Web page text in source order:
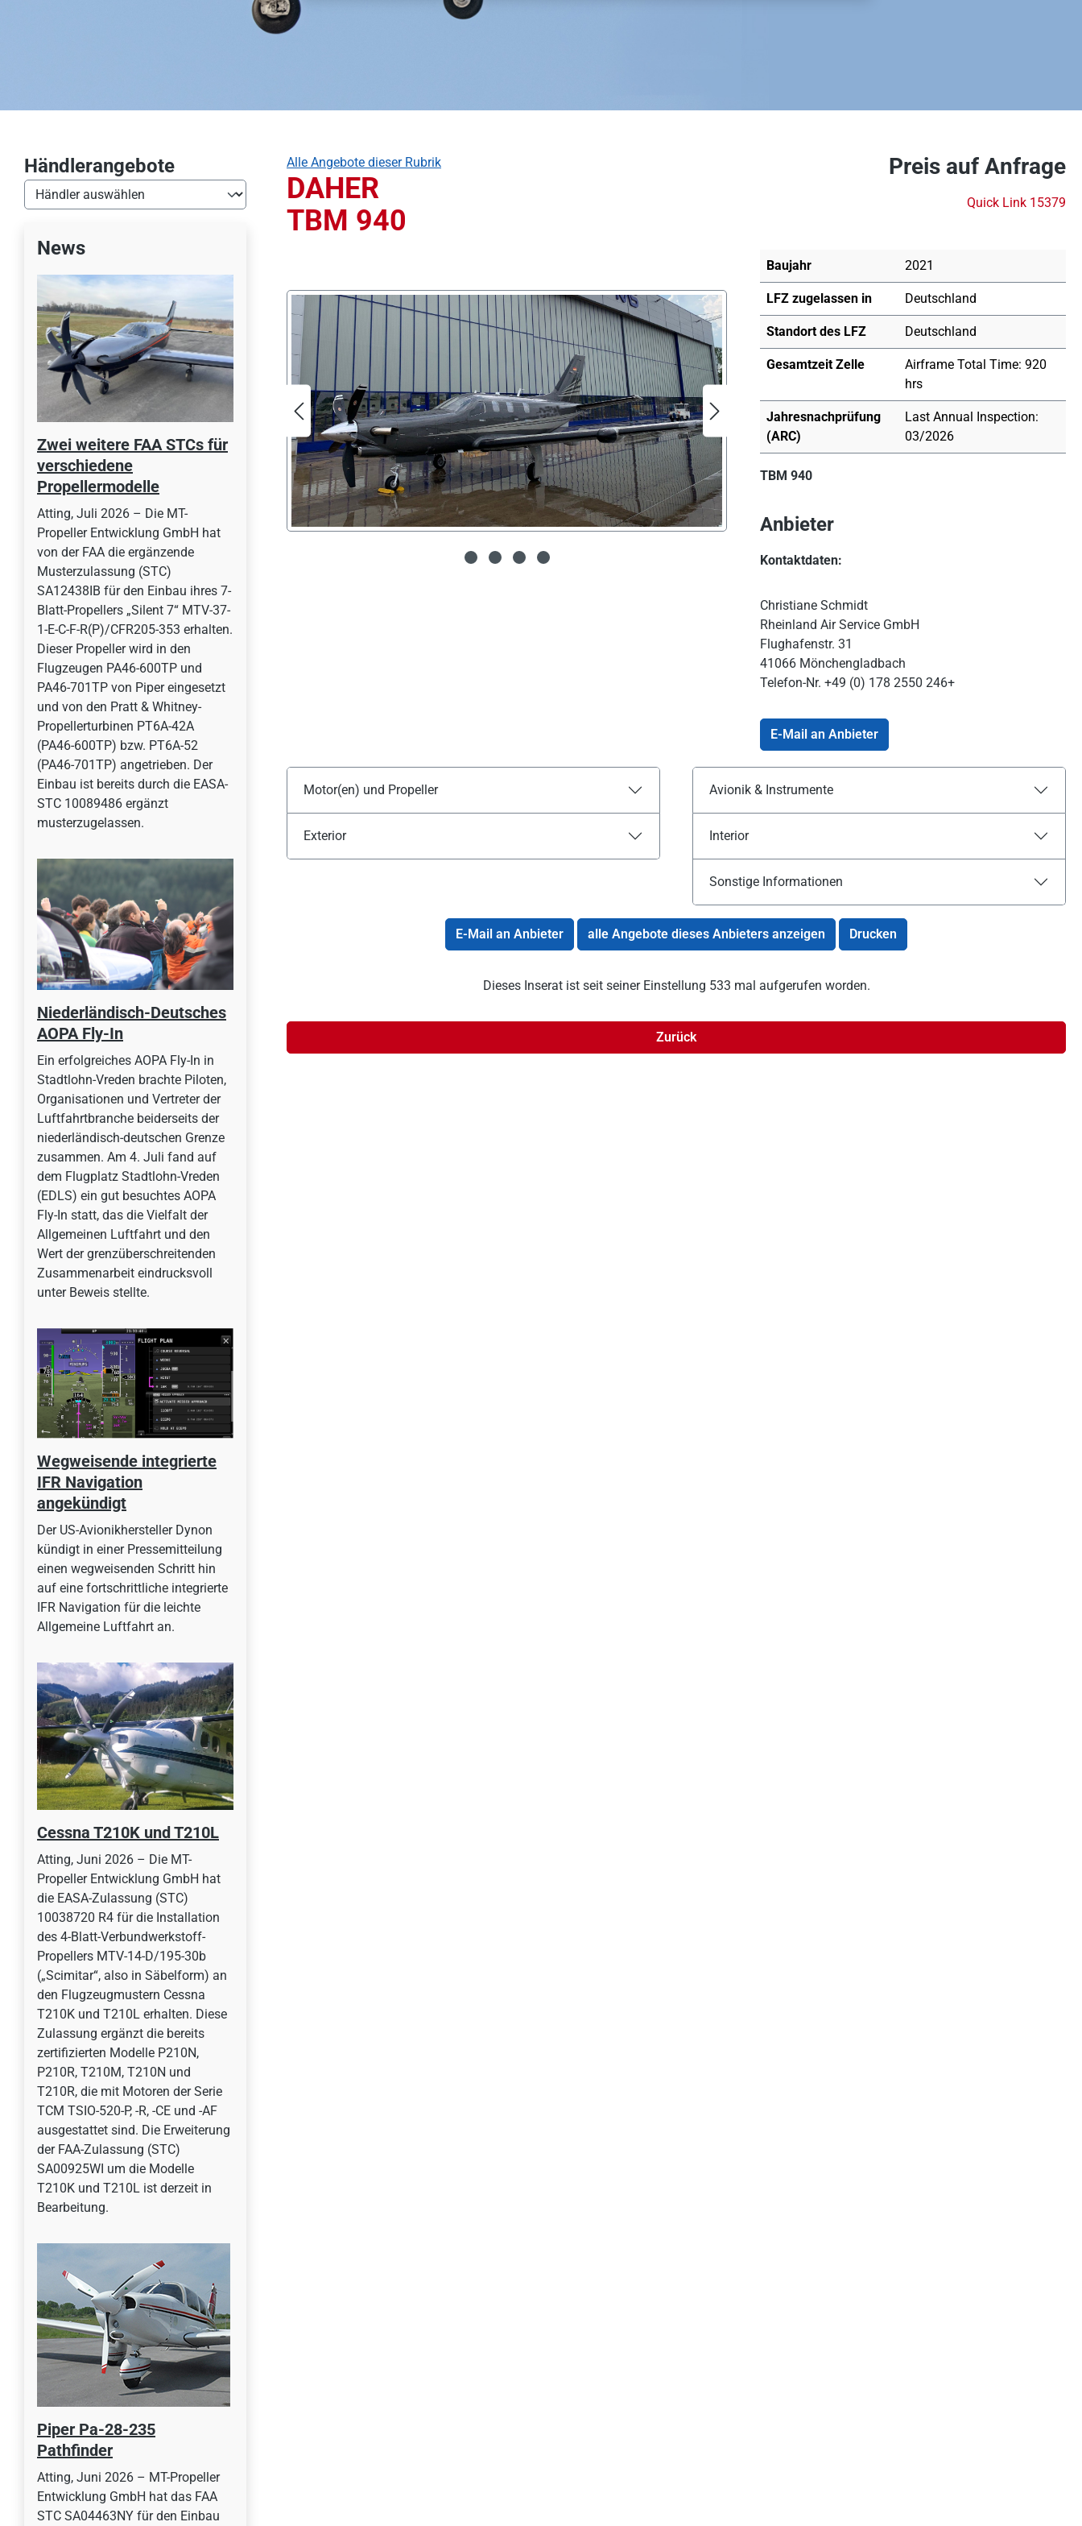
Händlerangebote
News
Zwei weitere FAA STCs für
verschiedene
Propellermodelle
Atting, Juli 2026 – Die MT-
Propeller Entwicklung GmbH hat
von der FAA die ergänzende
Musterzulassung (STC)
SA12438IB für den Einbau ihres 7-
Blatt-Propellers „Silent 7“ MTV-37-
1-E-C-F-R(P)/CFR205-353 erhalten.
Dieser Propeller wird in den
Flugzeugen PA46-600TP und
PA46-701TP von Piper eingesetzt
und von den Pratt & Whitney-
Propellerturbinen PT6A-42A
(PA46-600TP) bzw. PT6A-52
(PA46-701TP) angetrieben. Der
Einbau ist bereits durch die EASA-
STC 10089486 ergänzt
musterzugelassen.
Niederländisch-Deutsches
AOPA Fly-In
Ein erfolgreiches AOPA Fly-In in
Stadtlohn-Vreden brachte Piloten,
Organisationen und Vertreter der
Luftfahrtbranche beiderseits der
niederländisch-deutschen Grenze
zusammen. Am 4. Juli fand auf
dem Flugplatz Stadtlohn-Vreden
(EDLS) ein gut besuchtes AOPA
Fly-In statt, das die Vielfalt der
Allgemeinen Luftfahrt und den
Wert der grenzüberschreitenden
Zusammenarbeit eindrucksvoll
unter Beweis stellte.
Wegweisende integrierte
IFR Navigation
angekündigt
Der US-Avionikhersteller Dynon
kündigt in einer Pressemitteilung
einen wegweisenden Schritt hin
auf eine fortschrittliche integrierte
IFR Navigation für die leichte
Allgemeine Luftfahrt an.
Cessna T210K und T210L
Atting, Juni 2026 – Die MT-
Propeller Entwicklung GmbH hat
die EASA-Zulassung (STC)
10038720 R4 für die Installation
des 4-Blatt-Verbundwerkstoff-
Propellers MTV-14-D/195-30b
(„Scimitar“, also in Säbelform) an
den Flugzeugmustern Cessna
T210K und T210L erhalten. Diese
Zulassung ergänzt die bereits
zertifizierten Modelle P210N,
P210R, T210M, T210N und
T210R, die mit Motoren der Serie
TCM TSIO-520-P, -R, -CE und -AF
ausgestattet sind. Die Erweiterung
der FAA-Zulassung (STC)
SA00925WI um die Modelle
T210K und T210L ist derzeit in
Bearbeitung.
Piper Pa-28-235
Pathfinder
Atting, Juni 2026 – MT-Propeller
Entwicklung GmbH hat das FAA
STC SA04463NY für den Einbau
Alle Angebote dieser Rubrik
DAHER
TBM 940
Preis auf Anfrage
Quick Link 15379
Baujahr 2021
LFZ zugelassen in Deutschland
Standort des LFZ Deutschland
Gesamtzeit Zelle
Airframe Total Time: 920
hrs
Jahresnachprüfung
(ARC)
Last Annual Inspection:
03/2026
TBM 940
Anbieter
Kontaktdaten:
Christiane Schmidt
Rheinland Air Service GmbH
Flughafenstr. 31
41066 Mönchengladbach
Telefon-Nr. +49 (0) 178 2550 246+
E-Mail an Anbieter
Motor(en) und Propeller
Exterior
Avionik & Instrumente
Interior
Sonstige Informationen
E-Mail an Anbieter alle Angebote dieses Anbieters anzeigen Drucken
Dieses Inserat ist seit seiner Einstellung 533 mal aufgerufen worden.
Zurück